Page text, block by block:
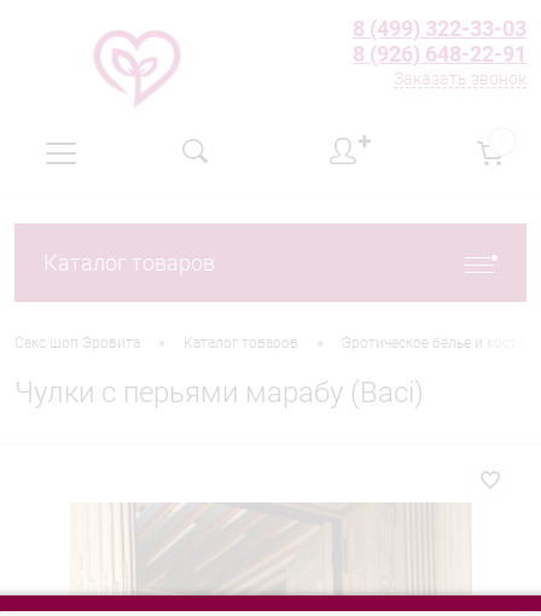
8 (499) 322-33-03
8 (926) 648-22-91
Заказать звонок
✚
Каталог товаров
Секс шоп Эровита Каталог товаров Эротическое белье и
Чулки с перьями марабу (Baci)